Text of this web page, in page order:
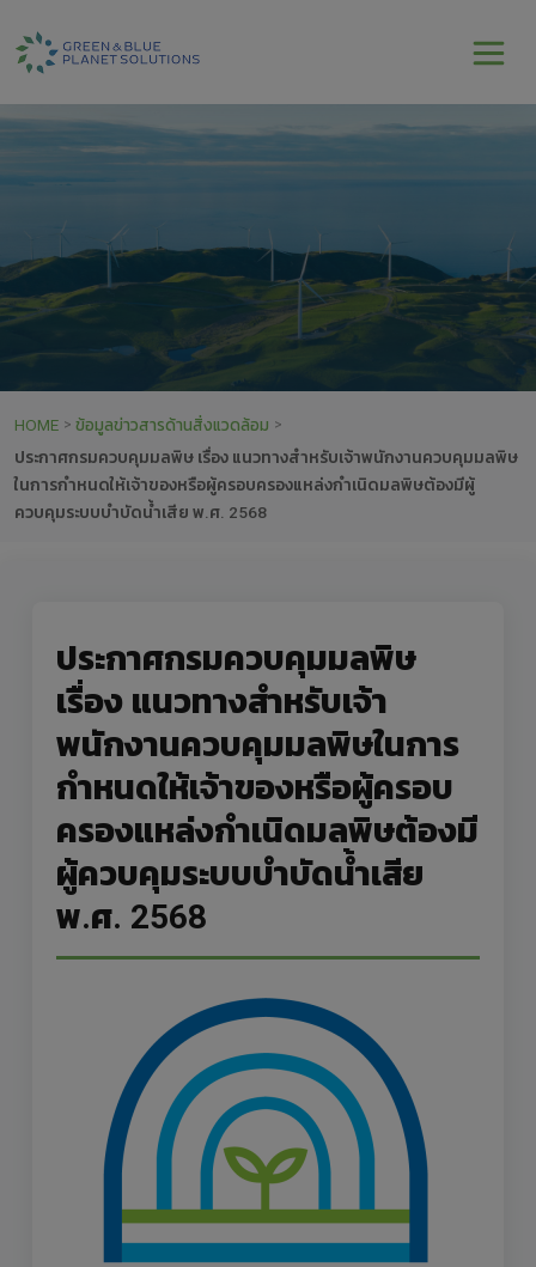
HOME > ข้อมูลข่าวสารด้านสิ่งแวดล้อม >
ประกาศกรมควบคุมมลพิษ เรื่อง แนวทางสำหรับเจ้าพนักงานควบคุมมลพิษ
ในการกำหนดให้เจ้าของหรือผู้ครอบครองแหล่งกำเนิดมลพิษต้องมีผู้
ควบคุมระบบบำบัดน้ำเสีย พ.ศ. 2568
ประกาศกรมควบคุมมลพิษ
เรื่อง แนวทางสำหรับเจ้า
พนักงานควบคุมมลพิษในการ
กำหนดให้เจ้าของหรือผู้ครอบ
ครองแหล่งกำเนิดมลพิษต้องมี
ผู้ควบคุมระบบบำบัดน้ำเสีย
พ.ศ. 2568